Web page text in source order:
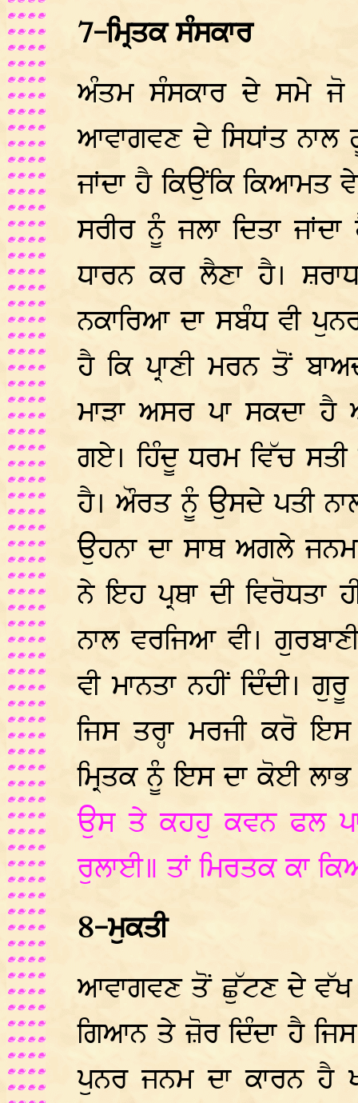
7-ਮ੍ਰਿਤਕ ਸੰਸਕਾਰ
ਅੰਤਮ ਸੰਸਕਾਰ ਦੇ ਸਮੇ ਜੋ
ਆਵਾਗਵਣ ਦੇ ਸਿਧਾਂਤ
ਜਾਂਦਾ ਹੈ ਕਿਉਂਕਿ ਕਿਆਮਤ
ਸਰੀਰ ਨੂੰ ਜਲਾ ਦਿਤਾ
ਧਾਰਨ ਕਰ ਲੈਣਾ ਹੈ।
ਨਕਾਰਿਆ ਦਾ ਸਬੰਧ ਵੀ
ਹੈ ਕਿ ਪ੍ਰਾਣੀ ਮਰਨ ਤੋਂ
ਮਾੜਾ ਅਸਰ ਪਾ ਸਕਦਾ
ਗਏ। ਹਿੰਦੂ ਧਰਮ ਵਿੱਚ ਸਤੀ
ਹੈ। ਔਰਤ ਨੂੰ ਉਸਦੇ ਪਤੀ
ਉਹਨਾ ਦਾ ਸਾਥ ਅਗਲੇ
ਨੇ ਇਹ ਪ੍ਰਥਾ ਦੀ ਵਿਰੋਧਤਾ
ਨਾਲ ਵਰਜਿਆ ਵੀ।
ਵੀ ਮਾਨਤਾ ਨਹੀਂ ਦਿੰਦੀ।
ਜਿਸ ਤਰ੍ਹਾ ਮਰਜੀ ਕਰੋ
ਮ੍ਰਿਤਕ ਨੂੰ ਇਸ ਦਾ ਕੋਈ
ਉਸ ਤੇ ਕਹਹੁ ਕਵਨ ਫਲ
ਰੁਲਾਈ॥ ਤਾਂ ਮਿਰਤਕ ਕਾ
8-ਮੁਕਤੀ
ਆਵਾਗਵਣ ਤੋਂ ਛੁੱਟਣ ਦੇ ਵੱਖ
ਗਿਆਨ ਤੇ ਜ਼ੋਰ ਦਿੰਦਾ ਹੈ
ਪੁਨਰ ਜਨਮ ਦਾ ਕਾਰਨ ਹੈ